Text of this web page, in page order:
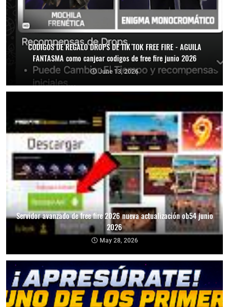
CODIGOS DE REGALO DROPS DE TIK TOK FREE FIRE - AGUILA
FANTASMA como canjear codigos de free fire junio 2026
June 13, 2026
Servidor avanzado de free fire 2026 nueva actualización ob54 junio
2026
May 28, 2026